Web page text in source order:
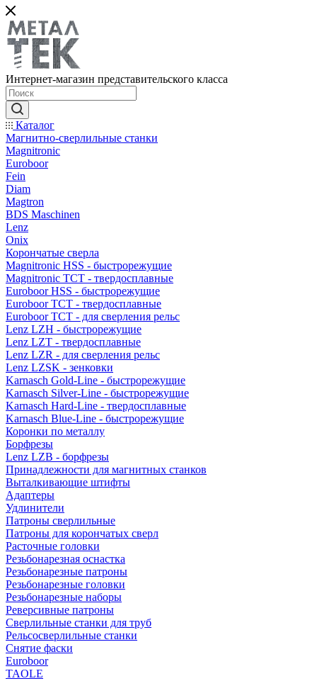
Интернет-магазин представительского класса
Каталог
Магнитно-сверлильные станки
Magnitronic
Euroboor
Fein
Diam
Magtron
BDS Maschinen
Lenz
Onix
Корончатые сверла
Magnitronic HSS - быстрорежущие
Magnitronic TCT - твердосплавные
Euroboor HSS - быстрорежущие
Euroboor TCT - твердосплавные
Euroboor TCT - для сверления рельс
Lenz LZH - быстрорежущие
Lenz LZT - твердосплавные
Lenz LZR - для сверления рельс
Lenz LZSK - зенковки
Karnasch Gold-Line - быстрорежущие
Karnasch Silver-Line - быстрорежущие
Karnasch Hard-Line - твердосплавные
Karnasch Blue-Line - быстрорежущие
Коронки по металлу
Борфрезы
Lenz LZB - борфрезы
Принадлежности для магнитных станков
Выталкивающие штифты
Адаптеры
Удлинители
Патроны сверлильные
Патроны для корончатых сверл
Расточные головки
Резьбонарезная оснастка
Резьбонарезные патроны
Резьбонарезные головки
Резьбонарезные наборы
Реверсивные патроны
Сверлильные станки для труб
Рельсосверлильные станки
Снятие фаски
Euroboor
TAOLE